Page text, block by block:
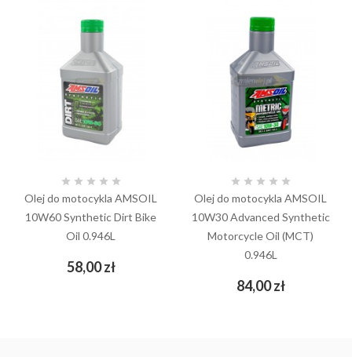
    
Olej do motocykla AMSOIL
10W60 Synthetic Dirt Bike
Oil 0.946L
58,00 złCena
    
Olej do motocykla AMSOIL
10W30 Advanced Synthetic
Motorcycle Oil (MCT)
0.946L
84,00 złCena